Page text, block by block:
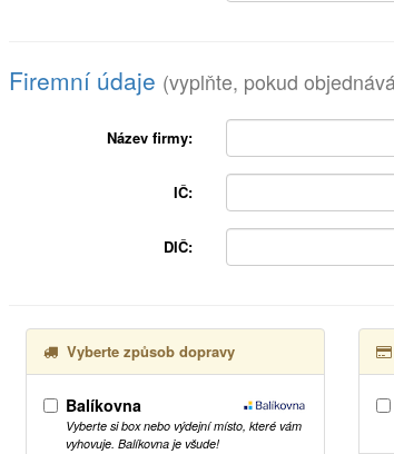
Firemní údaje (vyplňte, pokud
Název firmy:
IČ:
DIČ:
Vyberte způsob dopravy
Balíkovna
Vyberte si box nebo výdejní místo, které vám
vyhovuje. Balíkovna je všude!